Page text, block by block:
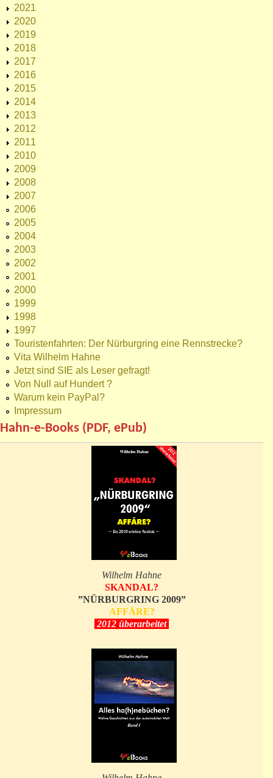
2021
2020
2019
2018
2017
2016
2015
2014
2013
2012
2011
2010
2009
2008
2007
2006
2005
2004
2003
2002
2001
2000
1999
1998
1997
Touristenfahrten: Der Nürburgring eine Rennstrecke?
Vita Wilhelm Hahne
Jetzt sind SIE als Leser gefragt!
Von Null auf Hundert ?
Warum kein PayPal?
Impressum
Hahn-e-Books (PDF, ePub)
Wilhelm Hahne
SKANDAL?
”NÜRBURGRING 2009”
AFFÄRE?
2012 überarbeitet